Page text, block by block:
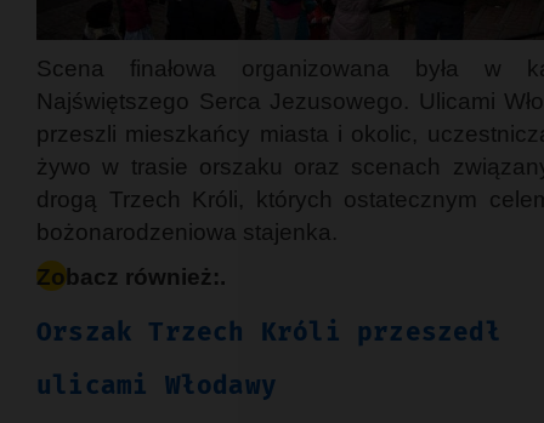
Scena finałowa organizowana była w
Najświętszego Serca Jezusowego. Ulicami
przeszli mieszkańcy miasta i okolic,
żywo w trasie orszaku oraz scenach
drogą Trzech Króli, których ostatecznym
bożonarodzeniowa stajenka.
Zobacz również:.
Orszak Trzech Króli przeszedł
ulicami Włodawy